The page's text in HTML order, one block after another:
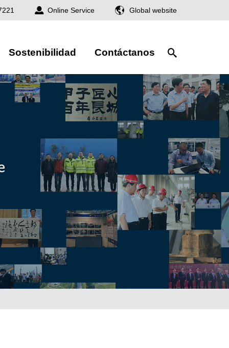
Online Service Global website
Sostenibilidad Contáctanos